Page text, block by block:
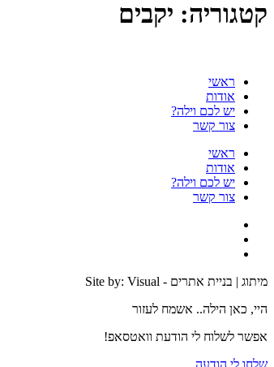
קטגוריה: יקבים
ראשי
אודות
יש לכם וילה?
צור קשר
ראשי
אודות
יש לכם וילה?
צור קשר
מיתוג | בניית אתרים - Site by: Visual
היי, כאן הילה.. אשמח לעזור
אפשר לשלוח לי הודעת וואטסאפ!
שלחו לי הודעה